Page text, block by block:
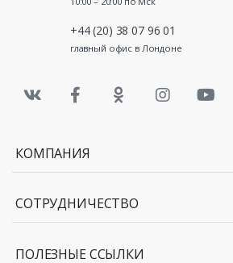
+44 (20) 38 07 96 01
главный офис в Лондоне
КОМПАНИЯ
СОТРУДНИЧЕСТВО
ПОЛЕЗНЫЕ ССЫЛКИ